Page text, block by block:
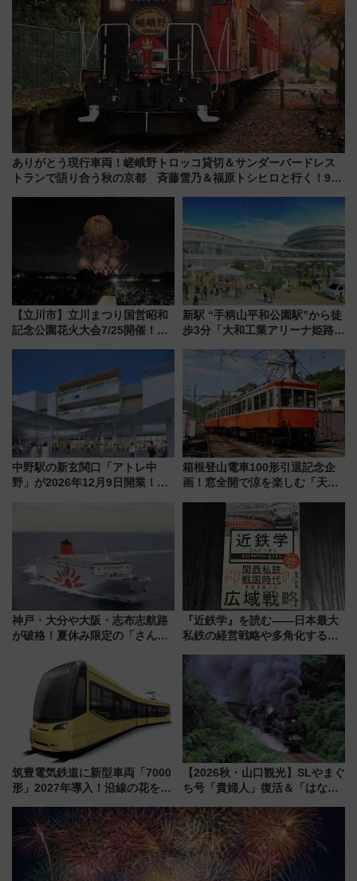
ありがとう現行車両！嵯峨野トロッコ貸切＆サンダーバードレス
トランで語り合う秋の京都 斉藤雪乃＆福原トシヒロと行く！9月
【立川市】立川まつり国営昭和
記念公園花火大会7/25開催！
新駅 “手柄山平和公園駅”から徒
歩3分「大和工業アリーナ姫路」
大相撲巡業など 豪華イベントと
中野駅の新玄関口「アトレ中
野」が2026年12月9日開業！新
箱根登山電車100形引退記念企
画！窓全開で涼を楽しむ「天然
神戸・大分や大阪・志布志航路
が破格！夏休み限定の「さんふ
ート 夕朝食ビュッフェ付きで
快適な船旅はいかが？
『近鉄学』を読む――日本最大
私鉄の経営戦略や多角化する事
にする一冊
筑豊電気鉄道に新型車両「7000
形」2027年導入！沿線の花をイ
内は落ち着いたゆとりある空間
に
【2026秋・山口観光】SLやまぐ
ち号「貴婦人」復活＆「はなあ
注目観光列車まとめ きっぷの取
り方は？